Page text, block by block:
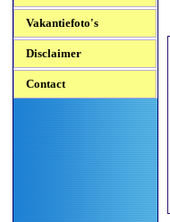
Vakantiefoto's
Disclaimer
Contact